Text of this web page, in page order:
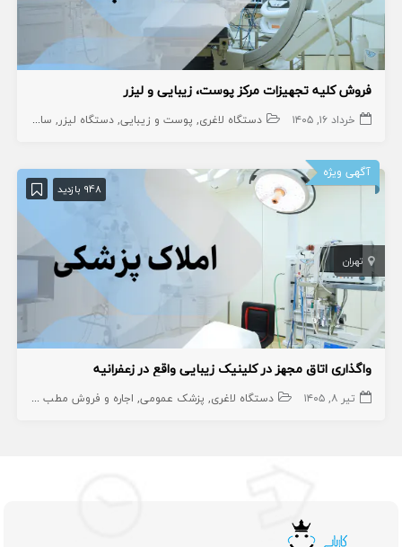
فروش کلیه تجهیزات مرکز پوست، زیبایی و لیزر
خرداد ۱۶, ۱۴۰۵ دستگاه لاغری پوست و زیبایی دستگاه لیزر سایر
آگهی ویژه
948 بازدید
تهران
واگذاری اتاق مجهز در کلینیک زیبایی واقع در زعفرانیه
تیر ۸, ۱۴۰۵ دستگاه لاغری پزشک عمومی اجاره و فروش مطب پزشک